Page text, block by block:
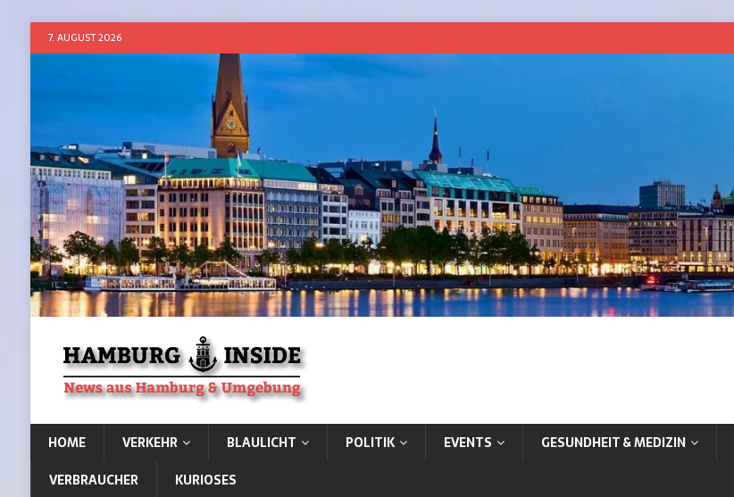
7. AUGUST 2026
HOME VERKEHR BLAULICHT POLITIK EVENTS GESUNDHEIT & MEDIZIN
VERBRAUCHER
KURIOSES